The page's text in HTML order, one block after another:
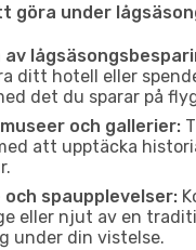
göra under
ditt hotell eller
det du sparar på
och gallerier:
att upptäcka
och spaupplevelser:
eller njut av en
under din vistelse.